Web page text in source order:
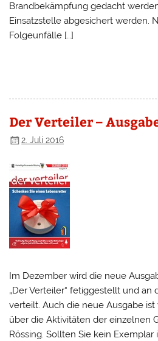
Brandbekämpfung gedacht
Einsatzstelle abgesichert werden.
Folgeunfälle […]
Der Verteiler –
2. Juli 2016
Im Dezember wird die neue
„Der Verteiler“ fetiggestellt und an
verteilt. Auch die neue Ausgabe
über die Aktivitäten der einzelnen
Rössing. Sollten Sie kein